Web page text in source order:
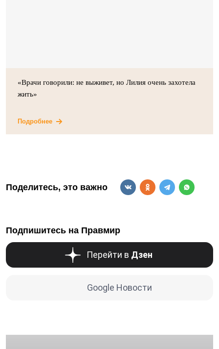
«Врачи говорили: не выживет, но Лилия очень захотела
жить»
Подробнее
Поделитесь, это важно
Подпишитесь на Правмир
Перейти в Дзен
Google Новости